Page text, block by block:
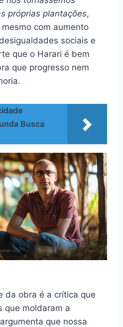
próprias plantações,
com aumento
sociais e
que o Harari é bem
que progresso nem
Busca
da obra é a crítica que
que moldaram a
que nossa